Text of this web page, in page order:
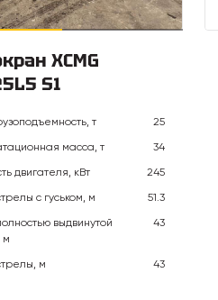
XCMG
S1
т
25
масса, т
34
двигателя, кВт
245
с гуськом, м
51.3
выдвинутой
м
43
м 43